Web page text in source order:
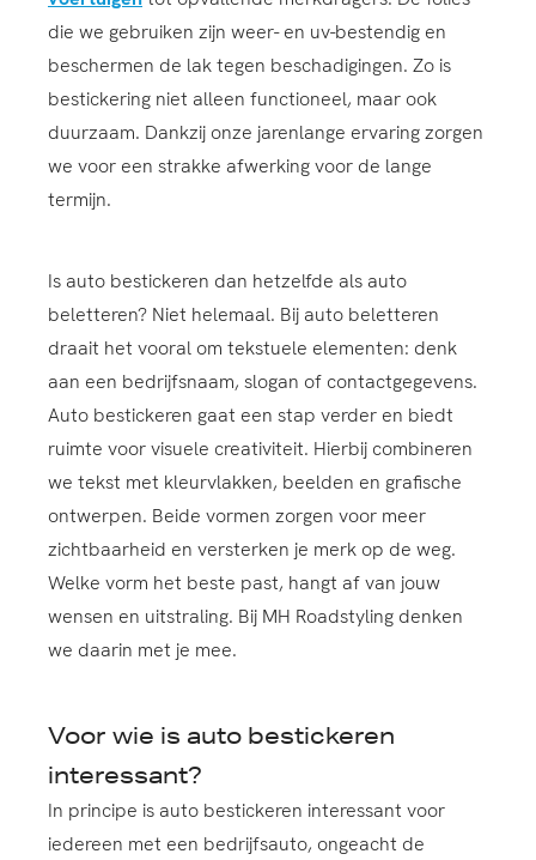
die we gebruiken zijn weer- en uv-bestendig en
beschermen de lak tegen beschadigingen. Zo is
bestickering niet alleen functioneel, maar ook
duurzaam. Dankzij onze jarenlange ervaring zorgen
we voor een strakke afwerking voor de lange
termijn.
Is auto bestickeren dan hetzelfde als auto
beletteren? Niet helemaal. Bij auto beletteren
draait het vooral om tekstuele elementen: denk
aan een bedrijfsnaam, slogan of contactgegevens.
Auto bestickeren gaat een stap verder en biedt
ruimte voor visuele creativiteit. Hierbij combineren
we tekst met kleurvlakken, beelden en grafische
ontwerpen. Beide vormen zorgen voor meer
zichtbaarheid en versterken je merk op de weg.
Welke vorm het beste past, hangt af van jouw
wensen en uitstraling. Bij MH Roadstyling denken
we daarin met je mee.
Voor wie is auto bestickeren
interessant?
In principe is auto bestickeren interessant voor
iedereen met een bedrijfsauto, ongeacht de